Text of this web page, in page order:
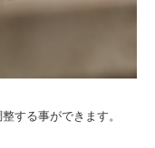
する事ができます。